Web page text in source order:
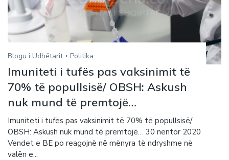
Blogu i Udhëtarit Politika
Imuniteti i tufës pas vaksinimit të
70% të popullsisë/ OBSH: Askush
nuk mund të premtojë…
Imuniteti i tufës pas vaksinimit të 70% të popullsisë/
OBSH: Askush nuk mund të premtojë… 30 nentor 2020
Vendet e BE po reagojnë në mënyra të ndryshme në
valën e...